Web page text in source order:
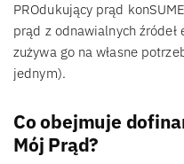
PROdukujący prąd
prąd z odnawialnych
zużywa go na własne
jednym).
Co obejmuje
Mój Prąd?